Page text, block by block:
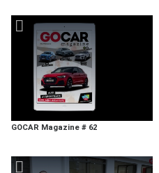
GOCAR Magazine # 62